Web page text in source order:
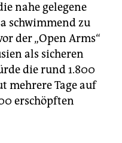
nahe gelegene
schwimmend zu
der „Open Arms“
als sicheren
die rund 1.800
mehrere Tage auf
erschöpften